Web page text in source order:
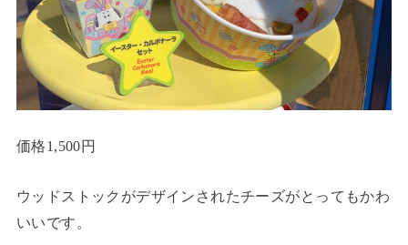
価格1,500円
ウッドストックがデザインされたチーズがとってもかわ
いいです。